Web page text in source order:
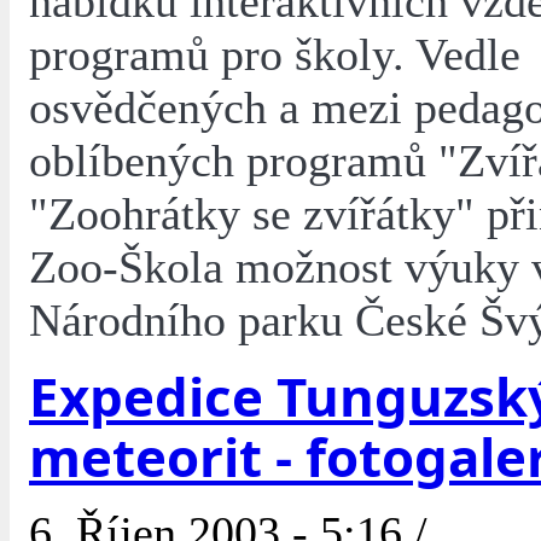
programů pro školy. Vedle
osvědčených a mezi
oblíbených programů
"Zoohrátky se zvířátky"
Zoo-Škola možnost výuky
Národního parku České
Expedice
meteorit -